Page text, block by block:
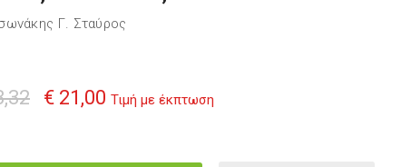
Γ. Σταύρος
€ 21,00 Τιμή με έκπτωση